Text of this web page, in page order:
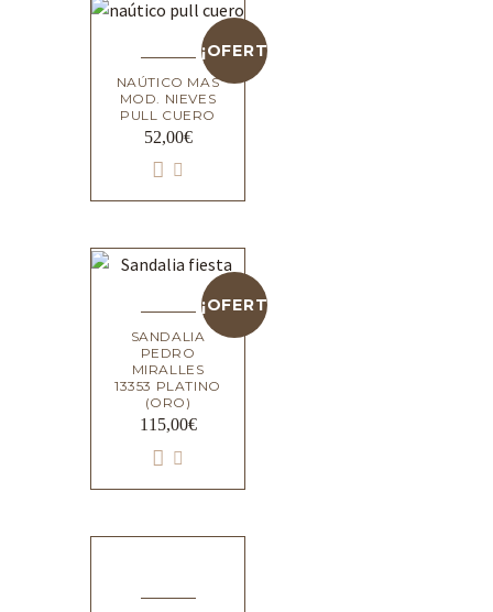
¡OFERTA!
NAÚTICO MAS
MOD. NIEVES
PULL CUERO
52,00€
¡OFERTA!
SANDALIA
PEDRO
MIRALLES
13353 PLATINO
(ORO)
115,00€